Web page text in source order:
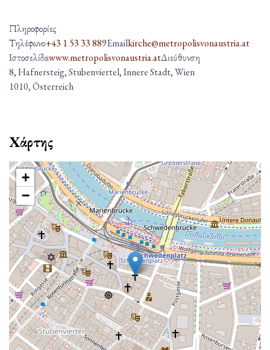
Πληροφορίες
Τηλέφωνο+43 1 53 33 889Emailkirche@metropolisvonaustria.at
Ιστοσελίδαwww.metropolisvonaustria.atΔιεύθυνση
8, Hafnersteig, Stubenviertel, Innere Stadt, Wien
1010, Österreich
Χάρτης
+
−